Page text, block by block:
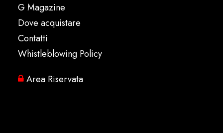
G Magazine
Dove acquistare
Contatti
Whistleblowing Policy
Area Riservata